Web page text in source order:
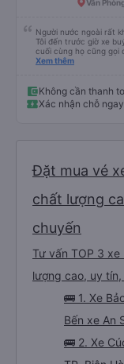
là 2:30 và tôi đang nói
nếu không có tài xế...
Văn
Người nước ngoài rất
Tôi đến trước giờ xe
cuối cùng họ cũng gọi
sao thì tôi ngủ ngon
Xem thêm
Không cần thanh
Xác nhận chỗ
Đặt mua vé
chất lượng
chuyến
Tư vấn TOP 3 xe
lượng cao, uy
🚌 1. Xe
Bến xe An
🚌 2. Xe